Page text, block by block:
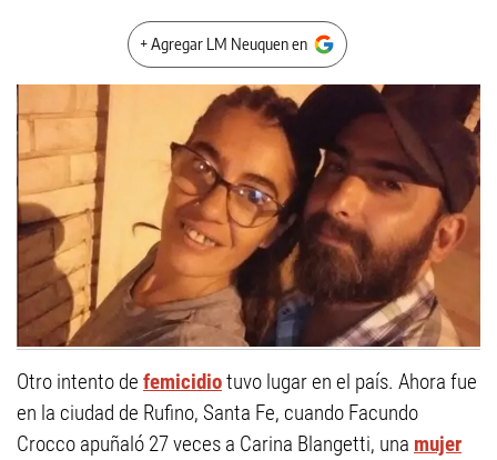
+ Agregar LM Neuquen en
Otro intento de femicidiotuvo lugar en el país. Ahora fue
en la ciudad de Rufino, Santa Fe, cuando Facundo
Crocco apuñaló 27 veces a Carina Blangetti, una mujer